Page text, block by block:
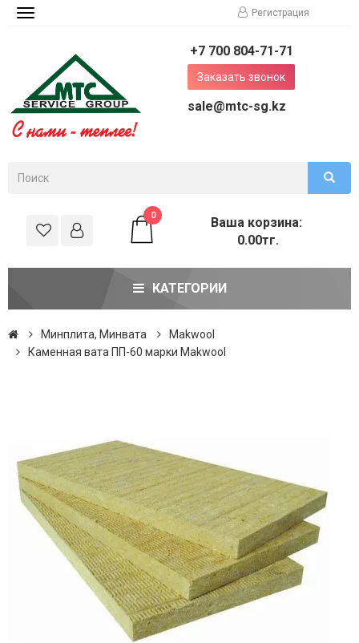
Toggle
Регистрация
+7 700 804-71-71
Заказать звонок
sale@mtc-sg.kz
0
Ваша корзина:
0.00тг.
КАТЕГОРИИ
Минплита, Минвата
Makwool
Каменная вата ПП-60 марки Makwool